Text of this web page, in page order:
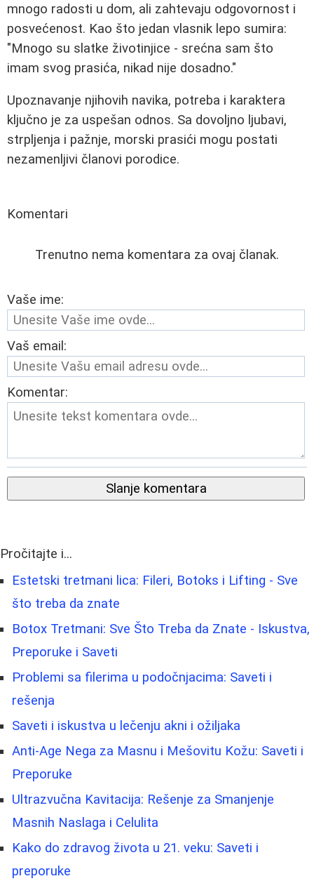
mnogo radosti u dom, ali zahtevaju odgovornost i
posvećenost. Kao što jedan vlasnik lepo sumira:
"Mnogo su slatke životinjice - srećna sam što
imam svog prasića, nikad nije dosadno."
Upoznavanje njihovih navika, potreba i karaktera
ključno je za uspešan odnos. Sa dovoljno ljubavi,
strpljenja i pažnje, morski prasići mogu postati
nezamenljivi članovi porodice.
Komentari
Trenutno nema komentara za ovaj članak.
Vaše ime:
Vaš email:
Komentar:
Slanje komentara
Pročitajte i...
Estetski tretmani lica: Fileri, Botoks i Lifting - Sve
što treba da znate
Botox Tretmani: Sve Što Treba da Znate - Iskustva,
Preporuke i Saveti
Problemi sa filerima u podočnjacima: Saveti i
rešenja
Saveti i iskustva u lečenju akni i ožiljaka
Anti-Age Nega za Masnu i Mešovitu Kožu: Saveti i
Preporuke
Ultrazvučna Kavitacija: Rešenje za Smanjenje
Masnih Naslaga i Celulita
Kako do zdravog života u 21. veku: Saveti i
preporuke